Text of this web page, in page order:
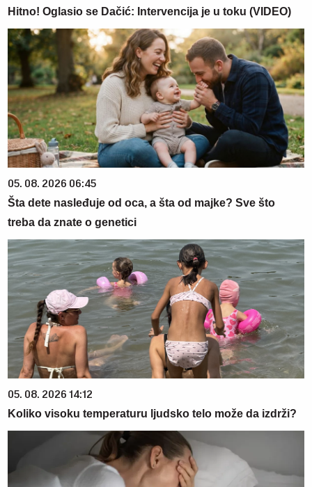
Hitno! Oglasio se Dačić: Intervencija je u toku (VIDEO)
05. 08. 2026 06:45
Šta dete nasleđuje od oca, a šta od majke? Sve što
treba da znate o genetici
05. 08. 2026 14:12
Koliko visoku temperaturu ljudsko telo može da izdrži?